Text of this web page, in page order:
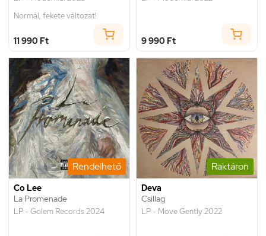
Normál, fekete változat!
11 990 Ft 9 990 Ft
Rendelhető
Co Lee
La Promenade
LP - Golem Records 2024
Raktáron
Deva
Csillag
LP - Move Gently 2022